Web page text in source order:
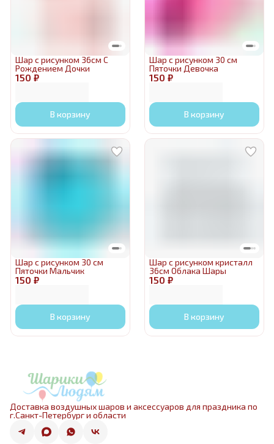
150 ₽
Шар с рисунком 36см С
Рождением Дочки
В корзину
150 ₽
Шар с рисунком 30 см
Пяточки Девочка
В корзину
150 ₽
Шар с рисунком 30 см
Пяточки Мальчик
В корзину
150 ₽
Шар с рисунком кристалл
36см Облака Шары
В корзину
Доставка воздушных шаров и аксессуаров для праздника по
г.Санкт-Петербург и области